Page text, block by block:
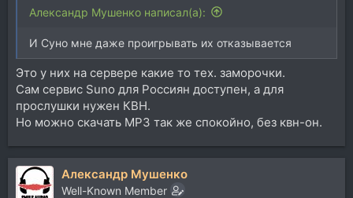
Александр Мушенко написал(а):
И Суно мне даже проигрывать их отказывается
Это у них на сервере какие то тех. заморочки.
Сам сервис Suno для Россиян доступен, а для
прослушки нужен КВН.
Но можно скачать MP3 так же спокойно, без квн-он.
Александр Мушенко
Well-Known Member